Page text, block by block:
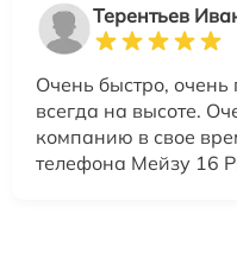
Терентьев
Очень быстро,
всегда на высоте.
компанию в свое
телефона Мейзу 16